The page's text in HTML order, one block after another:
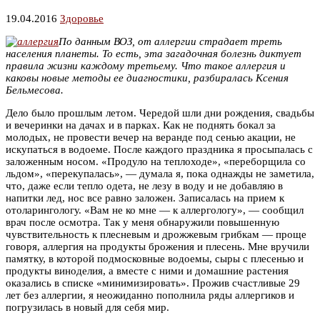
19.04.2016 Здоровье
По данным ВОЗ, от аллергии страдает треть
населения планеты. То есть, эта загадочная болезнь диктует
правила жизни каждому третьему. Что такое аллергия и
каковы новые методы ее диагностики, разбиралась Ксения
Бельмесова.
Дело было прошлым летом. Чередой шли дни рождения, свадьбы
и вечеринки на дачах и в парках. Как не поднять бокал за
молодых, не провести вечер на веранде под сенью акации, не
искупаться в водоеме. После каждого праздника я просыпалась с
заложенным носом. «Продуло на теплоходе», «переборщила со
льдом», «перекупалась», — думала я, пока однажды не заметила,
что, даже если тепло одета, не лезу в воду и не добавляю в
напитки лед, нос все равно заложен. Записалась на прием к
отоларингологу. «Вам не ко мне — к аллергологу», — сообщил
врач после осмотра. Так у меня обнаружили повышенную
чувствительность к плесневым и дрожжевым грибкам — проще
говоря, аллергия на продукты брожения и плесень. Мне вручили
памятку, в которой подмосковные водоемы, сыры с плесенью и
продукты виноделия, а вместе с ними и домашние растения
оказались в списке «минимизировать». Прожив счастливые 29
лет без аллергии, я неожиданно пополнила ряды аллергиков и
погрузилась в новый для себя мир.